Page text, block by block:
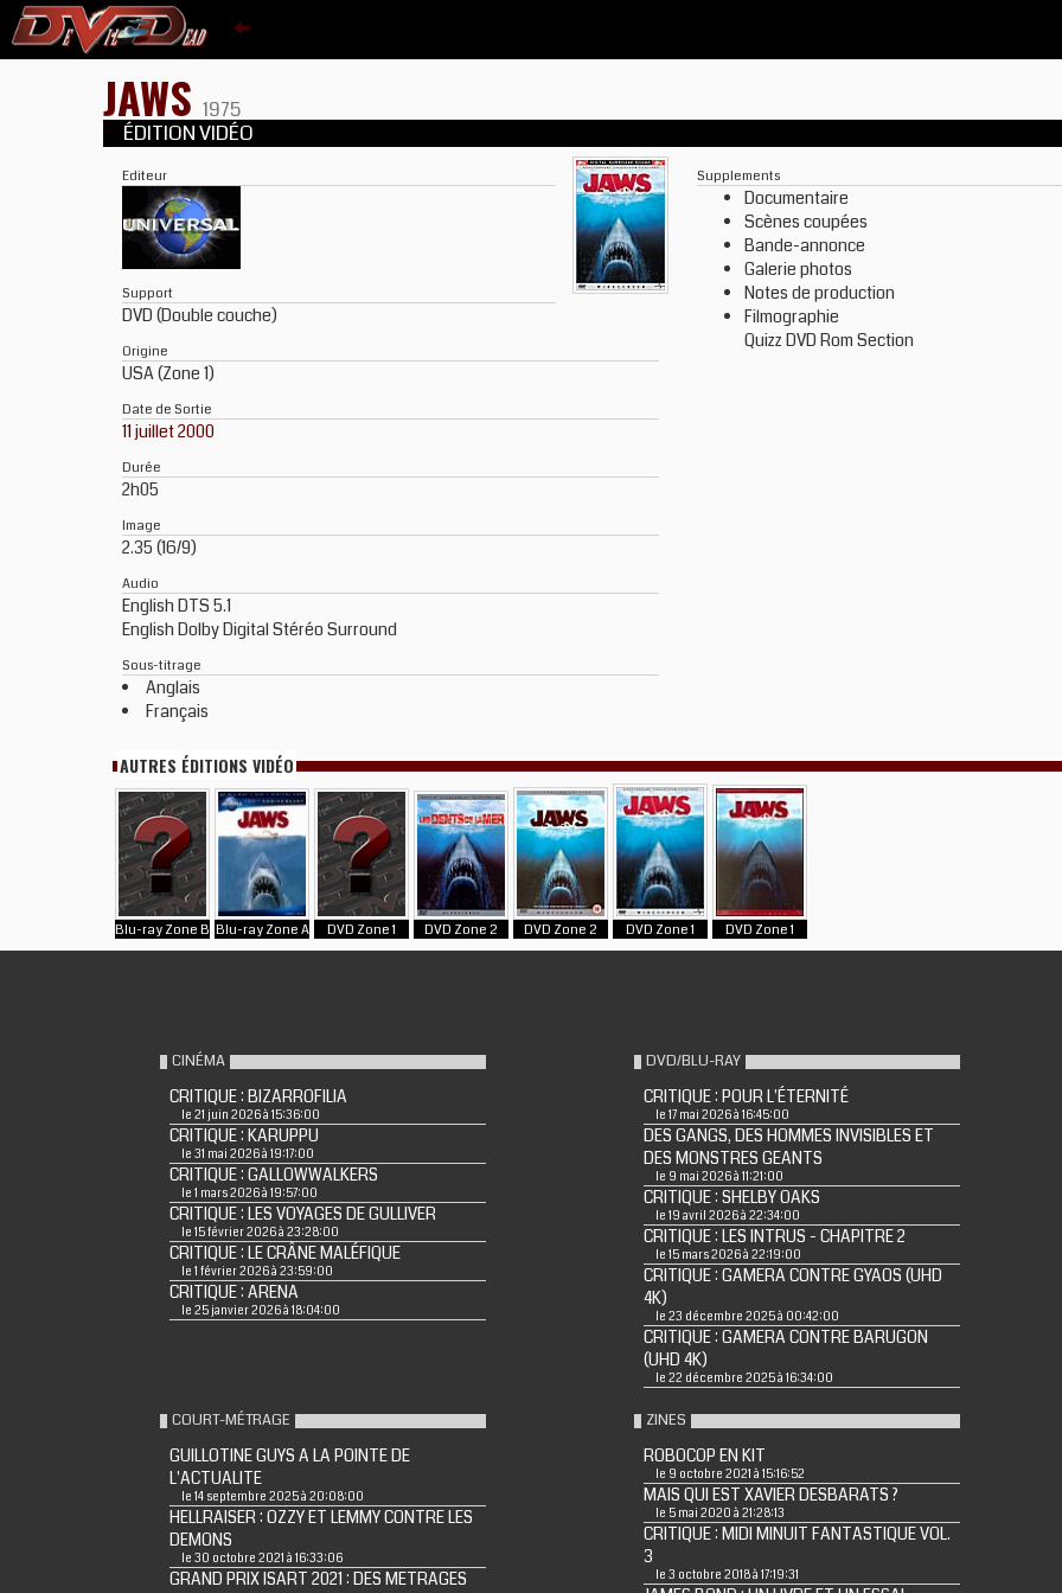
JAWS 1975
ÉDITION VIDÉO
Editeur
Support
DVD (Double couche)
Origine
USA (Zone 1)
Date de Sortie
11 juillet 2000
Durée
2h05
Image
2.35 (16/9)
Audio
English DTS 5.1
English Dolby Digital Stéréo Surround
Sous-titrage
Anglais
Français
Supplements
Documentaire
Scènes coupées
Bande-annonce
Galerie photos
Notes de production
Filmographie
Quizz DVD Rom Section
AUTRES ÉDITIONS VIDÉO
Blu-ray Zone B Blu-ray Zone A DVD Zone 1 DVD Zone 2 DVD Zone 2 DVD Zone 1 DVD Zone 1
CINÉMA
CRITIQUE : BIZARROFILIA
le 21 juin 2026 à 15:36:00
CRITIQUE : KARUPPU
le 31 mai 2026 à 19:17:00
CRITIQUE : GALLOWWALKERS
le 1 mars 2026 à 19:57:00
CRITIQUE : LES VOYAGES DE GULLIVER
le 15 février 2026 à 23:28:00
CRITIQUE : LE CRÂNE MALÉFIQUE
le 1 février 2026 à 23:59:00
CRITIQUE : ARENA
le 25 janvier 2026 à 18:04:00
DVD/BLU-RAY
CRITIQUE : POUR L'ÉTERNITÉ
le 17 mai 2026 à 16:45:00
DES GANGS, DES HOMMES INVISIBLES ET
DES MONSTRES GEANTS
le 9 mai 2026 à 11:21:00
CRITIQUE : SHELBY OAKS
le 19 avril 2026 à 22:34:00
CRITIQUE : LES INTRUS - CHAPITRE 2
le 15 mars 2026 à 22:19:00
CRITIQUE : GAMERA CONTRE GYAOS (UHD
4K)
le 23 décembre 2025 à 00:42:00
CRITIQUE : GAMERA CONTRE BARUGON
(UHD 4K)
le 22 décembre 2025 à 16:34:00
COURT-MÉTRAGE
GUILLOTINE GUYS A LA POINTE DE
L'ACTUALITE
le 14 septembre 2025 à 20:08:00
HELLRAISER : OZZY ET LEMMY CONTRE LES
DEMONS
le 30 octobre 2021 à 16:33:06
GRAND PRIX ISART 2021 : DES METRAGES
ZINES
ROBOCOP EN KIT
le 9 octobre 2021 à 15:16:52
MAIS QUI EST XAVIER DESBARATS ?
le 5 mai 2020 à 21:28:13
CRITIQUE : MIDI MINUIT FANTASTIQUE VOL.
3
le 3 octobre 2018 à 17:19:31